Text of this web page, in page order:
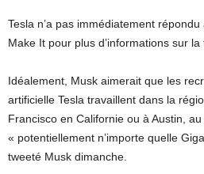
Tesla n’a pas immédiatement
Make It pour plus d’informations sur la
Idéalement, Musk aimerait que les
artificielle Tesla travaillent dans la
Francisco en Californie ou à Austin,
« potentiellement n’importe quelle
tweeté Musk dimanche.